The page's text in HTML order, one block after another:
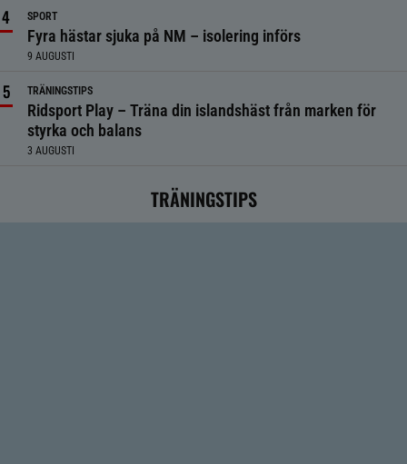
SPORT
Fyra hästar sjuka på NM – isolering införs
9 AUGUSTI
TRÄNINGSTIPS
Ridsport Play – Träna din islandshäst från marken för
styrka och balans
3 AUGUSTI
TRÄNINGSTIPS